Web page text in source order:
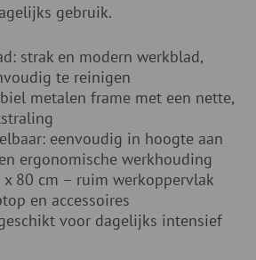
gebruik.
strak en modern werkblad,
te reinigen
metalen frame met een nette,
eenvoudig in hoogte aan
ergonomische werkhouding
80 cm – ruim werkoppervlak
en accessoires
voor dagelijks intensief